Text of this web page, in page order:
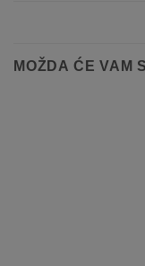
MOŽDA ĆE VAM